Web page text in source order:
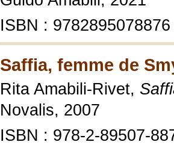
ISBN : 9782895078876
Saffia, femme de
Rita Amabili-Rivet,
Novalis, 2007
ISBN : 978-2-89507-